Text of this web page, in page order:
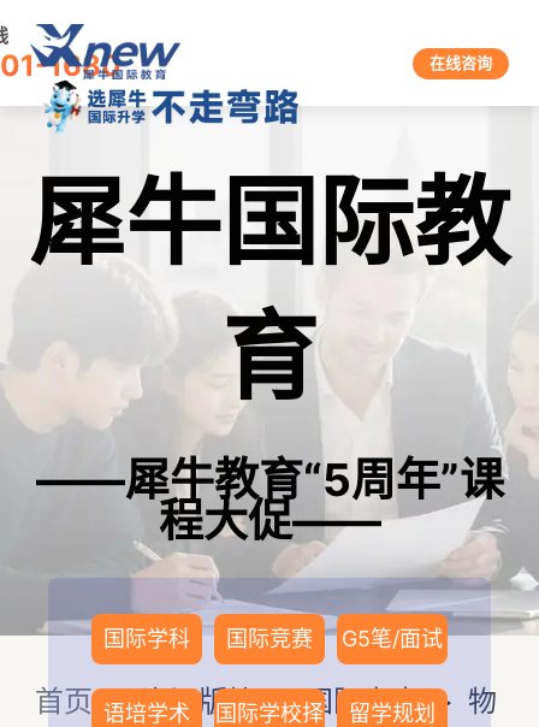
1680 在线咨询
犀牛国际教
育
——犀牛教育“5周年”课
程大促——
国际学科 国际竞赛 G5笔/面试
语培学术
国际学校择
留学规划
首页>资讯版块>国际竞赛> 物